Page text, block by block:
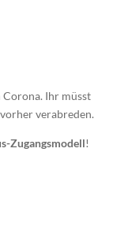
Corona. Ihr müsst
verabreden.
Zugangsmodell!